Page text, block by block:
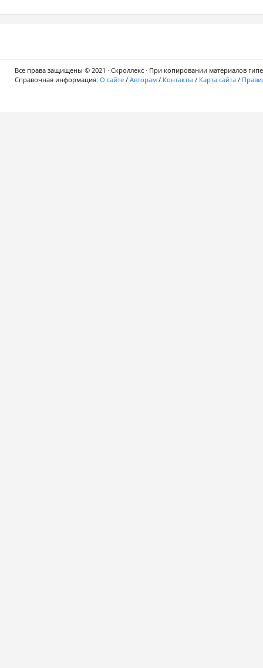
Все права защищены © 2021 · Скроллекс · При копировании материалов
Справочная информация: О сайте / Авторам / Контакты / Карта сайта /